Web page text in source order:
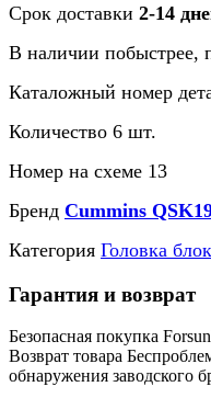
Срок доставки 2-14
В наличии побыстрее,
Каталожный номер
Количество 6 шт.
Номер на схеме 13
Бренд Cummins
Категория Головка
Гарантия и возврат
Безопасная покупка
Возврат товара
обнаружения заводского